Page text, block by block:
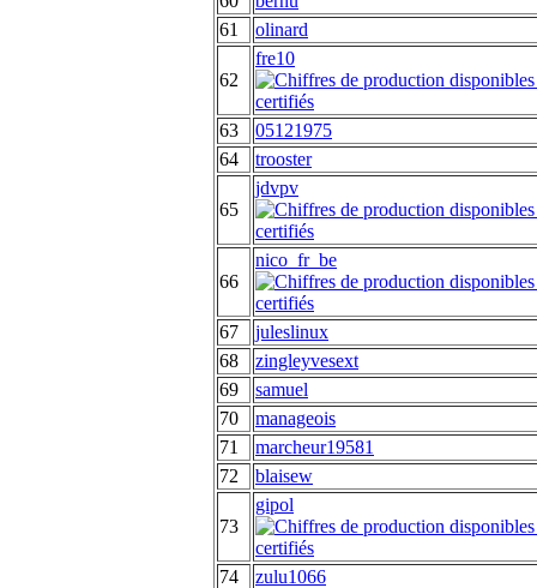
61
olinard
62
fre10
63
05121975
64
trooster
65
jdvpv
66
nico_fr_be
67
juleslinux
68
zingleyvesext
69
samuel
70
manageois
71
marcheur19581
72
blaisew
73
gipol
74
zulu1066